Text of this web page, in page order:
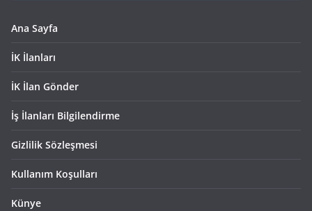
Ana Sayfa
İK İlanları
İK İlan Gönder
İş İlanları Bilgilendirme
Gizlilik Sözleşmesi
Kullanım Koşulları
Künye